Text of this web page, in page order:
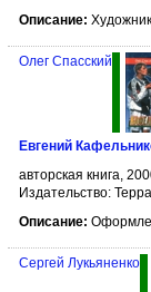
Описание:
Олег Спасский
Евгений
авторская книга,
Издательство:
Описание:
Сергей Лукьяненко